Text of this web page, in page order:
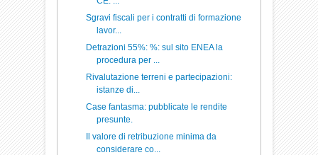
Sgravi fiscali per i contratti di formazione
lavor...
Detrazioni 55%: %: sul sito ENEA la
procedura per ...
Rivalutazione terreni e partecipazioni:
istanze di...
Case fantasma: pubblicate le rendite
presunte.
Il valore di retribuzione minima da
considerare co...